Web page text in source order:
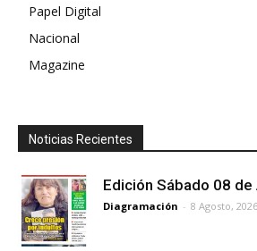
Papel Digital
Nacional
Magazine
Noticias Recientes
Edición Sábado 08
Diagramación - 8 Agosto, 2026